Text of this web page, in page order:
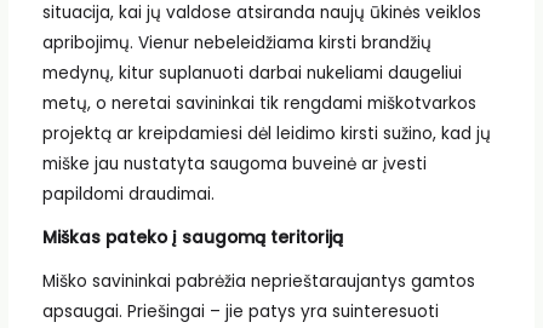
situacija, kai jų valdose atsiranda naujų ūkinės veiklos
apribojimų. Vienur nebeleidžiama kirsti brandžių
medynų, kitur suplanuoti darbai nukeliami daugeliui
metų, o neretai savininkai tik rengdami miškotvarkos
projektą ar kreipdamiesi dėl leidimo kirsti sužino, kad jų
miške jau nustatyta saugoma buveinė ar įvesti
papildomi draudimai.
Miškas pateko į saugomą teritoriją
Miško savininkai pabrėžia neprieštaraujantys gamtos
apsaugai. Priešingai – jie patys yra suinteresuoti